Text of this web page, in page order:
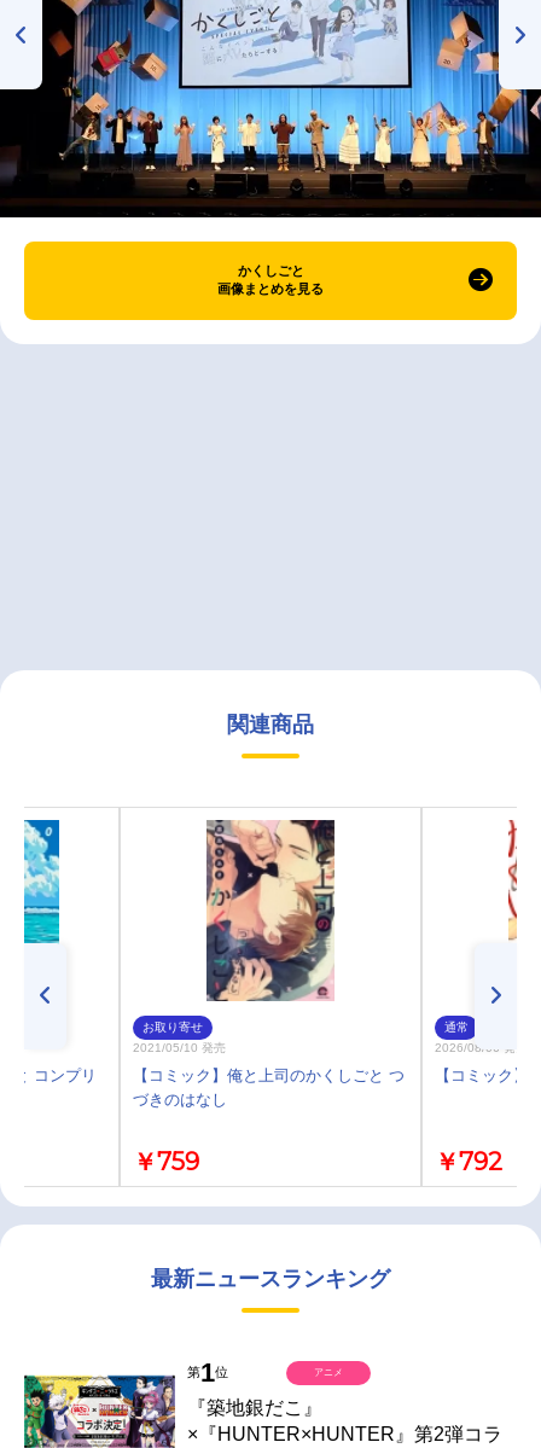
かくしごと
画像まとめを見る
関連商品
と コンプリ
お取り寄せ
2021/05/10 発売
【コミック】俺と上司のかくしごと つ
づきのはなし
￥759
通常
2026/08/06 発売
【コミック】
￥792
最新ニュースランキング
第1位
『築地銀だこ』
×『HUNTER×HUNTER』第2弾コラ
アニメ